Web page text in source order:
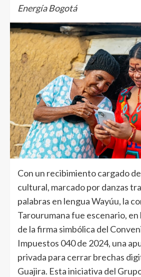
Energía Bogotá
Con un recibimiento cargado
cultural, marcado por danzas
palabras en lengua Wayúu, la
Tarourumana fue escenario, en
de la firma simbólica del
Impuestos 040 de 2024, una
privada para cerrar brechas
Guajira. Esta iniciativa del